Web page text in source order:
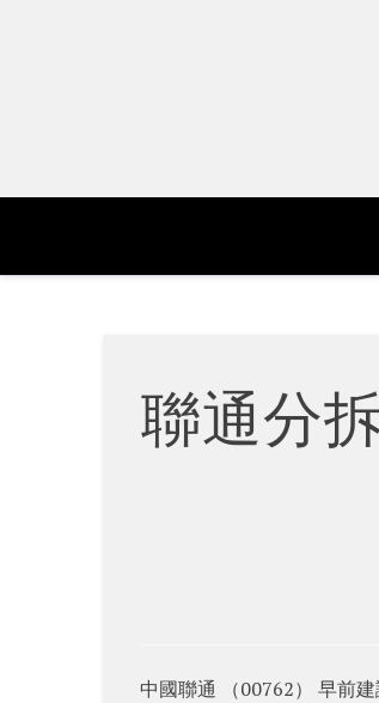
聯通分
中國聯通 （00762） 早前